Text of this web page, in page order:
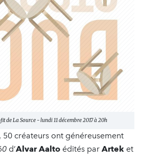
de La Source - lundi 11 décembre 2017 à 20h
50 créateurs ont généreusement
d’Alvar Aalto édités par Artek et